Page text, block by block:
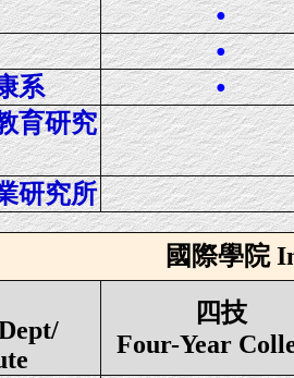
●
●
系 ●
育研究
研究所
國際學院
四技
Four-Year